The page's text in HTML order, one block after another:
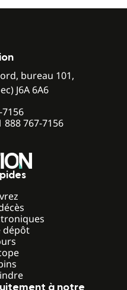
bureau 101,
J6A 6A6
7156
888 767-7156
dépôt
à notre